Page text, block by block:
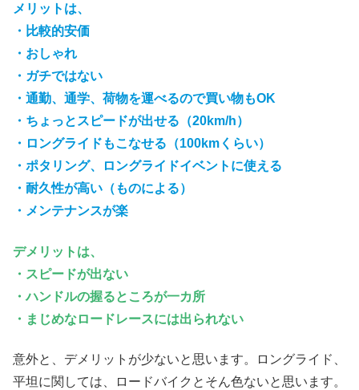
メリットは、
・比較的安価
・おしゃれ
・ガチではない
・通勤、通学、荷物を運べるので買い物もOK
・ちょっとスピードが出せる（20km/h）
・ロングライドもこなせる（100kmくらい）
・ポタリング、ロングライドイベントに使える
・耐久性が高い（ものによる）
・メンテナンスが楽
デメリットは、
・スピードが出ない
・ハンドルの握るところが一カ所
・まじめなロードレースには出られない
意外と、デメリットが少ないと思います。ロングライド、
平坦に関しては、ロードバイクとそん色ないと思います。